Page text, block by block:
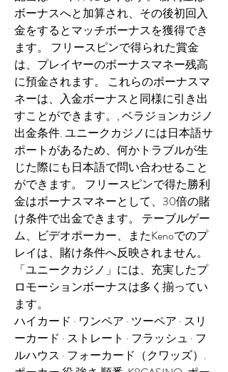
ボーナスへと加算され、その後初回入
金をするとマッチボーナスを獲得でき
ます。 フリースピンで得られた賞金
は、プレイヤーのボーナスマネー残高
に預金されます。 これらのボーナスマ
ネーは、入金ボーナスと同様に引き出
すことができます。, ベラジョンカジノ
出金条件. ユニークカジノには日本語サ
ポートがあるため、何かトラブルが生
じた際にも日本語で問い合わせること
ができます。 フリースピンで得た勝利
金はボーナスマネーとして、30倍の賭
け条件で出金できます。 テーブルゲー
ム、ビデオポーカー、またKenoでのプ
レイは、賭け条件へ反映されません。
「ユニークカジノ」には、充実したプ
ロモーションボーナスは多く揃ってい
ます。
ハイカード · ワンペア · ツーペア · スリ
ーカード · ストレート · フラッシュ · フ
ルハウス · フォーカード（クワッズ）.